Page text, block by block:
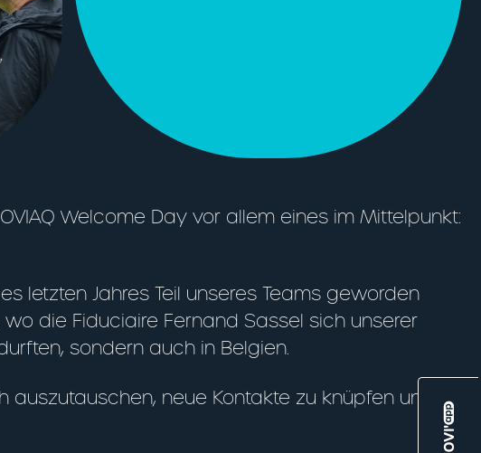
Welcome Day vor allem eines im Mittelpunkt:
letzten Jahres Teil unseres Teams geworden
die Fiduciaire Fernand Sassel sich unserer
sondern auch in Belgien.
neue Kontakte zu knüpfen und